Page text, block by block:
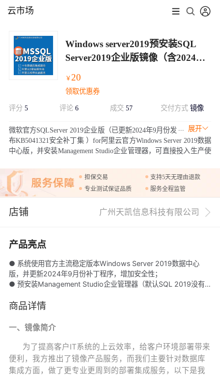
云市场
Windows server2019预安装SQL
Server2019企业版镜像（含2024安
￥ 20
领取优惠券
评分 5 评论 6 成交 57 交付方式镜像
展开
微软官方SQLServer 2019企业版（已更新2024年9月份发
布KB5041321安全补丁集 ）for阿里云官方Windows Server 2019数据
中心版，并安装Management Studio企业管理器，可直接投入生产使
担保交易
支持5天无理由退款
专业测试保证品质
服务全程监管
店铺 广州天凯信息科技有限公司
产品亮点
● 系统使用官方主流稳定版本Windows Server 2019数据中心
版，并更新2024年9月份补丁程序，增加安全性；
● 预安装Management Studio企业管理器（默认SQL 2019没有
● 集成预安装了微软官方SQL Server 2019企业版数据库（已更新
功能，可直接投入生产使用，非常方便；
服务商，八戒TOP服务商，AAA诚信服务企业认证等荣誉资质。
商品详情
一、镜像简介
为了提高客户IT系统的上云效率，给客户环境部署带来
便利，我方推出了镜像产品服务，而我们主要针对数据库
集成方面，做了更专业更周到的部署集成服务，以下是我